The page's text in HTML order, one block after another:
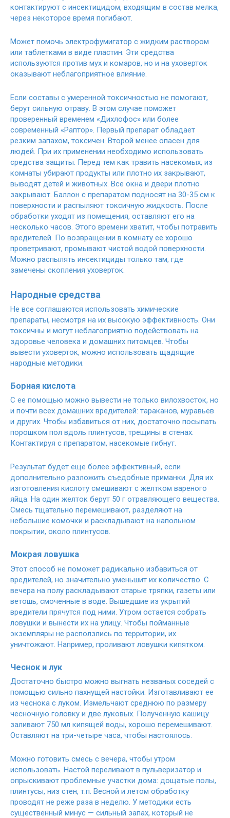
контактируют с инсектицидом, входящим в состав мелка,
через некоторое время погибают.
Может помочь электрофумигатор с жидким раствором
или таблетками в виде пластин. Эти средства
используются против мух и комаров, но и на уховерток
оказывают неблагоприятное влияние.
Если составы с умеренной токсичностью не помогают,
берут сильную отраву. В этом случае поможет
проверенный временем «Дихлофос» или более
современный «Раптор». Первый препарат обладает
резким запахом, токсичен. Второй менее опасен для
людей. При их применении необходимо использовать
средства защиты. Перед тем как травить насекомых, из
комнаты убирают продукты или плотно их закрывают,
выводят детей и животных. Все окна и двери плотно
закрывают. Баллон с препаратом подносят на 30-35 см к
поверхности и распыляют токсичную жидкость. После
обработки уходят из помещения, оставляют его на
несколько часов. Этого времени хватит, чтобы потравить
вредителей. По возвращении в комнату ее хорошо
проветривают, промывают чистой водой поверхности.
Можно распылять инсектициды только там, где
замечены скопления уховерток.
Народные средства
Не все соглашаются использовать химические
препараты, несмотря на их высокую эффективность. Они
токсичны и могут неблагоприятно подействовать на
здоровье человека и домашних питомцев. Чтобы
вывести уховерток, можно использовать щадящие
народные методики.
Борная кислота
С ее помощью можно вывести не только вилохвосток, но
и почти всех домашних вредителей: тараканов, муравьев
и других. Чтобы избавиться от них, достаточно посыпать
порошком пол вдоль плинтусов, трещины в стенах.
Контактируя с препаратом, насекомые гибнут.
Результат будет еще более эффективный, если
дополнительно разложить съедобные приманки. Для их
изготовления кислоту смешивают с желтком вареного
яйца. На один желток берут 50 г отравляющего вещества.
Смесь тщательно перемешивают, разделяют на
небольшие комочки и раскладывают на напольном
покрытии, около плинтусов.
Мокрая ловушка
Этот способ не поможет радикально избавиться от
вредителей, но значительно уменьшит их количество. С
вечера на полу раскладывают старые тряпки, газеты или
ветошь, смоченные в воде. Вышедшие из укрытий
вредители прячутся под ними. Утром остается собрать
ловушки и вынести их на улицу. Чтобы пойманные
экземпляры не расползлись по территории, их
уничтожают. Например, проливают ловушки кипятком.
Чеснок и лук
Достаточно быстро можно выгнать незваных соседей с
помощью сильно пахнущей настойки. Изготавливают ее
из чеснока с луком. Измельчают среднюю по размеру
чесночную головку и две луковых. Полученную кашицу
заливают 750 мл кипящей воды, хорошо перемешивают.
Оставляют на три-четыре часа, чтобы настоялось.
Можно готовить смесь с вечера, чтобы утром
использовать. Настой переливают в пульверизатор и
опрыскивают проблемные участки дома: дощатые полы,
плинтусы, низ стен, т.п. Весной и летом обработку
проводят не реже раза в неделю. У методики есть
существенный минус — сильный запах, который не